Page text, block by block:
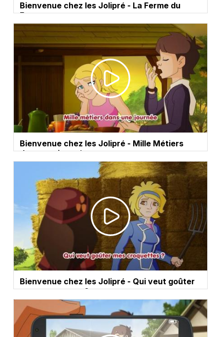
Bienvenue chez les Jolipré - La Ferme du
Futur
Bienvenue chez les Jolipré - Mille Métiers
dans une journée
Bienvenue chez les Jolipré - Qui veut goûter
mes croquettes ?